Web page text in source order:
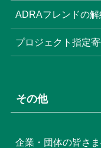
ADRAフレンドの
プロジェクト指定
その他
企業・団体の皆さ